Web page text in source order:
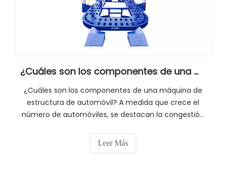
¿Cuáles son los componentes de una máquina de estructura de automóvil?
¿Cuáles son los componentes de una máquina de
estructura de automóvil? A medida que crece el
número de automóviles, se destacan la congestión
de estacionamiento. Especialmente en la ciudad, es
frecuente que se produzcan rasguños, colisiones y
Leer Más